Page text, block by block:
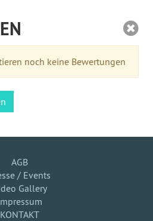
noch keine Bewertungen
AGB
/ Events
Gallery
KONTAKT